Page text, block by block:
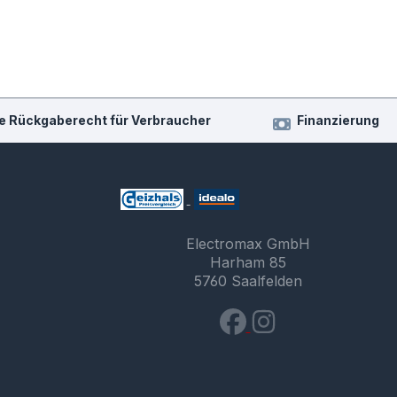
Rückgaberecht für Verbraucher Finanzierung
Electromax GmbH
Harham 85
5760 Saalfelden